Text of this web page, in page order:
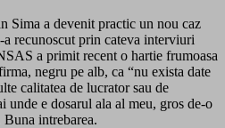
Sima a devenit practic un nou caz
recunoscut prin cateva interviuri
a primit recent o hartie frumoasa
negru pe alb, ca “nu exista date
calitatea de lucrator sau de
unde e dosarul ala al meu, gros de-o
Buna intrebarea.